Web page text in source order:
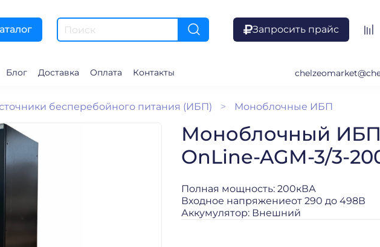
Запросить прайс
Блог Доставка Оплата Контакты
бесперебойного питания (ИБП) Моноблочные ИБП
Моноблочный ИБП
OnLine-AGM-3/3-
Полная мощность: 200кВА
Входное напряжениеот 290 до 498В
Аккумулятор: Внешний